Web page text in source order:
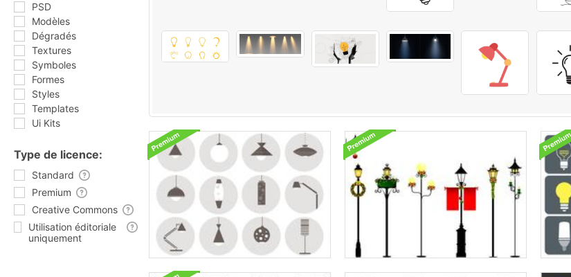
PSD
Modèles
Dégradés
Textures
Symboles
Formes
Styles
Templates
Ui Kits
Type de licence:
Standard
Premium
Creative Commons
Utilisation éditoriale
uniquement